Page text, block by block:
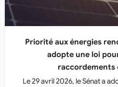
Priorité aux énergies
adopte une loi
raccordements
Le 29 avril 2026, le Sénat a